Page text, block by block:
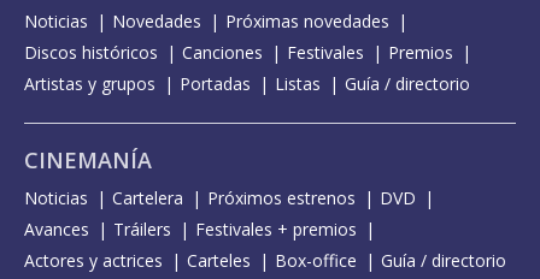
Noticias Novedades
Próximas novedades
Discos históricos
Canciones Festivales
Premios
Artistas y grupos
Portadas Listas Guía / directorio
CINEMANÍA
Noticias Cartelera Próximos estrenos
DVD
Avances
Tráilers
Festivales + premios
Actores y actrices
Carteles Box-office Guía / directorio